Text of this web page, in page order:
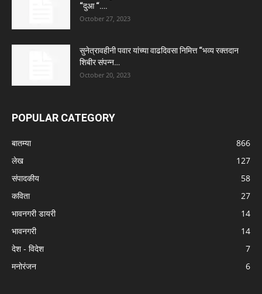
“दुआ “….
October 27, 2023
सुनेत्रावहीनी पवार यांच्या वाढदिवसा निमित्त “भव्य रक्तदान
शिबीर संपन्न…
October 20, 2023
POPULAR CATEGORY
बातम्या
866
लेख
127
संपादकीय
58
कविता
27
भावनगरी डायरी
14
भावनगरी
14
देश - विदेश
7
मनोरंजन
6